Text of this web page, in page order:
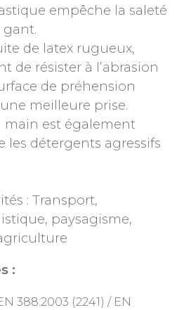
empêche la saleté
gant.
de latex rugueux,
de résister à l’abrasion
de préhension
meilleure prise.
main est également
les détergents agressifs
: Transport,
paysagisme,
:
388:2003 (2241) / EN